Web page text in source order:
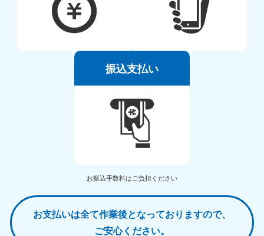
振込支払い
お振込手数料はご負担ください
お支払いは全て作業後となっておりますので、
ご安心ください。